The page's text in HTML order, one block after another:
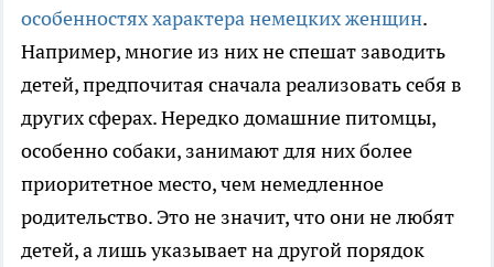
особенностях характера немецких женщин.
Например, многие из них не спешат заводить
детей, предпочитая сначала реализовать себя в
других сферах. Нередко домашние питомцы,
особенно собаки, занимают для них более
приоритетное место, чем немедленное
родительство. Это не значит, что они не любят
детей, а лишь указывает на другой порядок